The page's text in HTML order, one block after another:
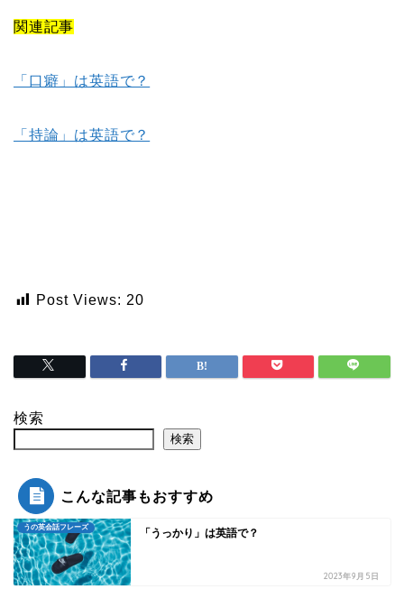
関連記事
「口癖」は英語で？
「持論」は英語で？
Post Views: 20
検索
検索
こんな記事もおすすめ
うの英会話フレーズ 「うっかり」は英語で？
2023年9月5日